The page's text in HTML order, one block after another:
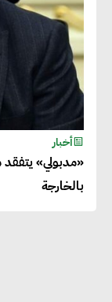
أخبار
«مدبولي»
بالخارجة